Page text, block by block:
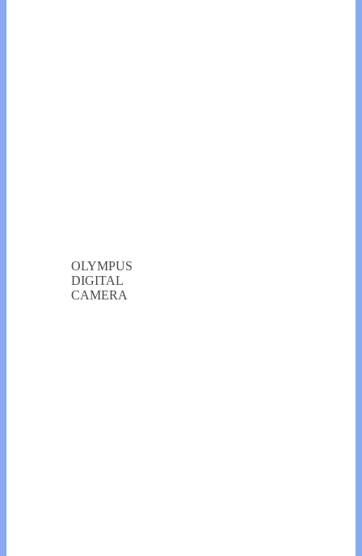
OLYMPUS
DIGITAL
CAMERA